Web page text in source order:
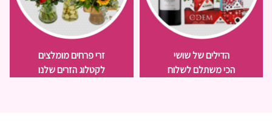
הדילים של שושי
הכי משתלם לשלוח
זרי פרחים מומלצים
לקטלוג הזרים שלנו